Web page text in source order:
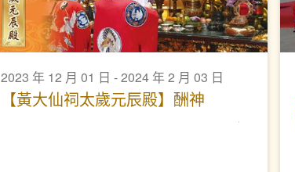
2023 年 12 月 01 日 - 2024 年 2 月 03 日
【黃大仙祠太歲元辰殿】酬神